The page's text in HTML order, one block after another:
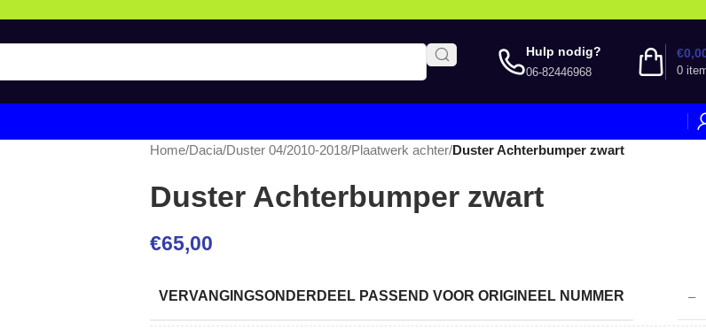
Hulp nodig?
06-82446968 0
€
Home/Dacia/Duster 04/2010-2018/Plaatwerk achter/Duster Achterbumper zwart
Duster Achterbumper zwart
€65,00
VERVANGINGSONDERDEEL PASSEND VOOR ORIGINEEL NUMMER –